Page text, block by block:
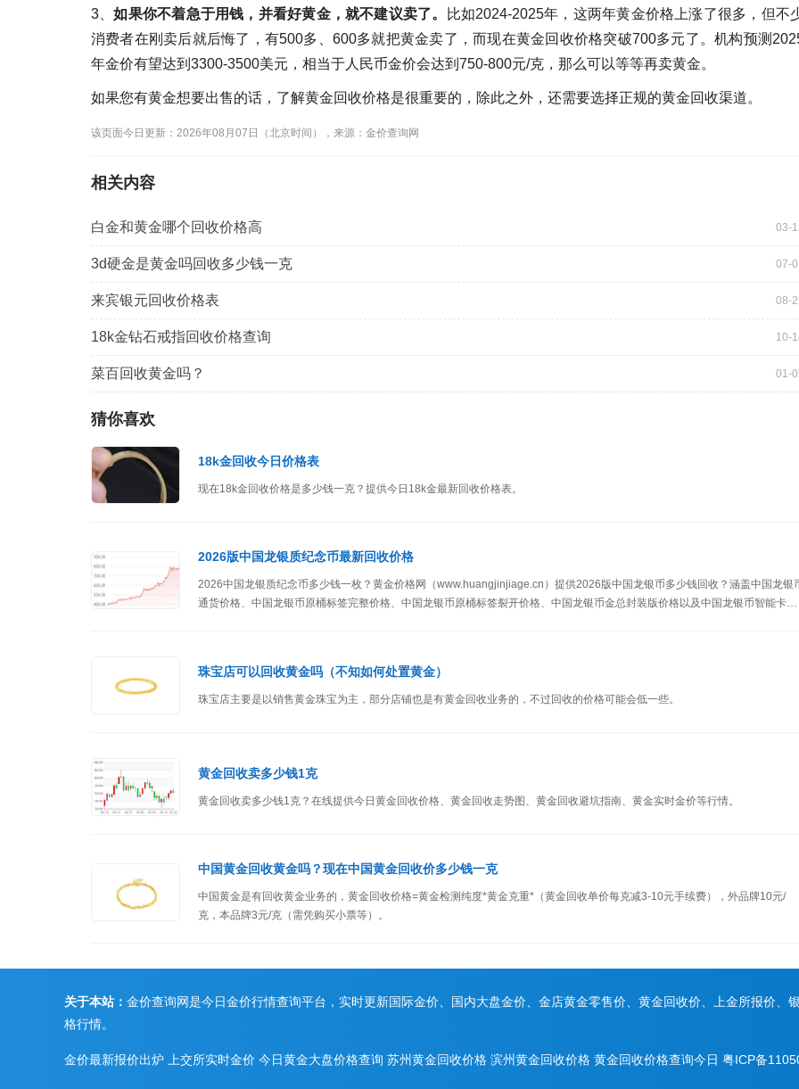
3、如果你不着急于用钱，并看好黄金，就不建议卖了。
比如2024-2025年，这两年黄金价格上涨了很多，但不
消费者在刚卖后就后悔了，有500多、600多就把黄金卖了，而现在黄金回收价格突破700多元了。机构预测
年金价有望达到3300-3500美元，相当于人民币金价会达到750-800元/克，那么可以等等再卖黄金。
如果您有黄金想要出售的话，了解黄金回收价格是很重要的，除此之外，还需要选择正规的黄金回收渠道。
该页面今日更新：2026年08月07日（北京时间），来源：金价查询网
相关内容
白金和黄金哪个回收价格高 03-
3d硬金是黄金吗回收多少钱一克 07-
来宾银元回收价格表 08-
18k金钻石戒指回收价格查询 10-
菜百回收黄金吗？ 01-
猜你喜欢
18k金回收今日价格表
现在18k金回收价格是多少钱一克？提供今日18k金最新回收价格表。
2026版中国龙银质纪念币最新回收价格
2026中国龙银质纪念币多少钱一枚？黄金价格网（www.huangjinjiage.cn）提供2026版中国龙银币多少钱回收？涵盖中国龙银
通货价格、中国龙银币原桶标签完整价格、中国龙银币原桶标签裂开价格、中国龙银币金总封装版价格以及中国龙银币智能卡价
珠宝店可以回收黄金吗（不知如何处置黄金）
珠宝店主要是以销售黄金珠宝为主，部分店铺也是有黄金回收业务的，不过回收的价格可能会低一些。
黄金回收卖多少钱1克
黄金回收卖多少钱1克？在线提供今日黄金回收价格、黄金回收走势图、黄金回收避坑指南、黄金实时金价等行情。
中国黄金回收黄金吗？现在中国黄金回收价多少钱一克
中国黄金是有回收黄金业务的，黄金回收价格=黄金检测纯度*黄金克重*（黄金回收单价每克减3-10元手续费），外品牌10元/
克，本品牌3元/克（需凭购买小票等）。
关于本站： 金价查询网是今日金价行情查询平台，实时更新国际金价、国内大盘金价、金店黄金零售价、黄金回收价、上金所报价、
格行情。
金价最新报价出炉 上交所实时金价 今日黄金大盘价格查询 苏州黄金回收价格 滨州黄金回收价格 黄金回收价格查询今日 粤ICP备